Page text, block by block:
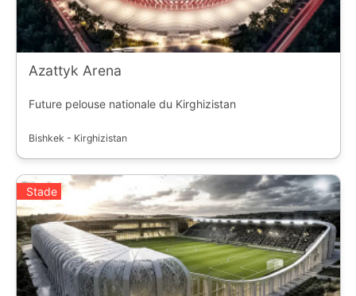
Azattyk Arena
Future pelouse nationale du Kirghizistan
Bishkek - Kirghizistan
Stade